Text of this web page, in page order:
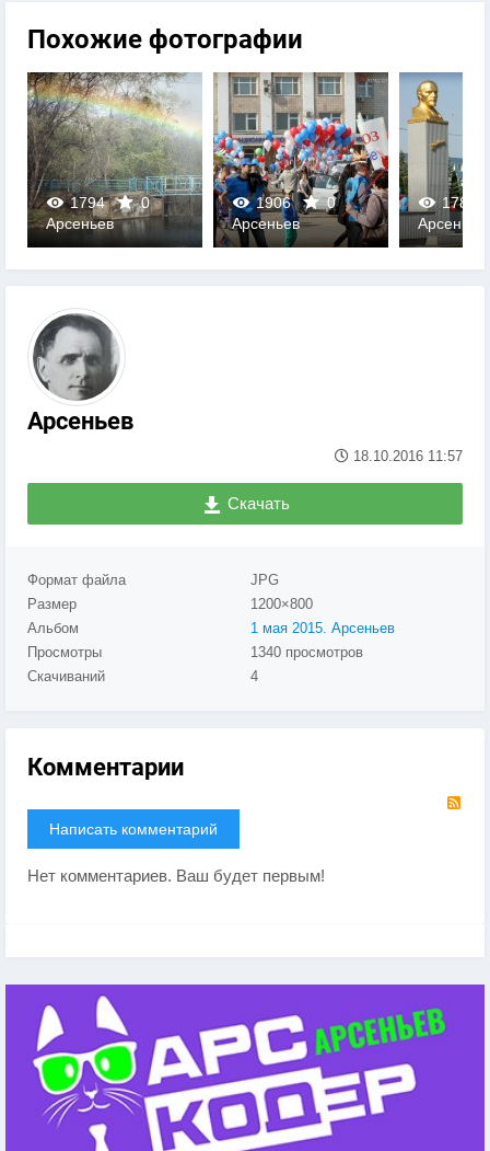
Похожие фотографии
1794
0
0
Арсеньев
1906
0
0
Арсеньев
1785
0
Арсеньев
Арсеньев
18.10.2016 11:57
Скачать
Формат файла
JPG
Размер
1200×800
Альбом
1 мая 2015. Арсеньев
Просмотры
1340 просмотров
Скачиваний
4
Комментарии
Написать комментарий
Нет комментариев. Ваш будет первым!